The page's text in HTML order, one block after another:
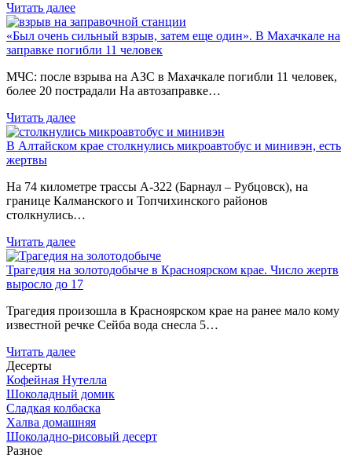
Читать далее
«Был очень сильный взрыв, затем еще один». В Махачкале на
заправке погибли 11 человек
МЧС: после взрыва на АЗС в Махачкале погибли 11 человек,
более 20 пострадали На автозаправке…
Читать далее
В Алтайском крае столкнулись микроавтобус и минивэн, есть
жертвы
На 74 километре трассы А-322 (Барнаул – Рубцовск), на
границе Калманского и Топчихинского районов
столкнулись…
Читать далее
Трагедия на золотодобыче в Красноярском крае. Число жертв
выросло до 17
Трагедия произошла в Красноярском крае на ранее мало кому
известной речке Сейба вода снесла 5…
Читать далее
Десерты
Кофейная Нутелла
Шоколадный домик
Сладкая колбаска
Халва домашняя
Шоколадно-рисовый десерт
Разное